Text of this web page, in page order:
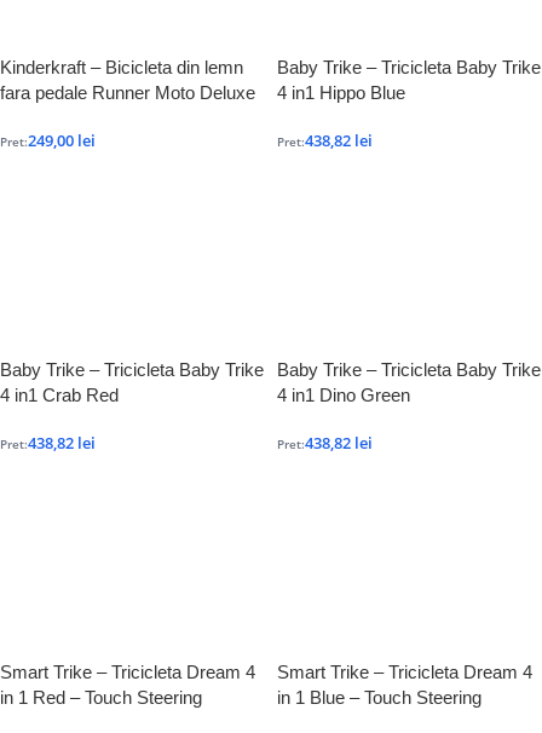
Kinderkraft – Bicicleta din lemn
fara pedale Runner Moto Deluxe
Pret:249,00 lei
Baby Trike – Tricicleta Baby Trike
4 in1 Hippo Blue
Pret:438,82 lei
Baby Trike – Tricicleta Baby Trike
4 in1 Crab Red
Pret:438,82 lei
Baby Trike – Tricicleta Baby Trike
4 in1 Dino Green
Pret:438,82 lei
Smart Trike – Tricicleta Dream 4
in 1 Red – Touch Steering
Smart Trike – Tricicleta Dream 4
in 1 Blue – Touch Steering